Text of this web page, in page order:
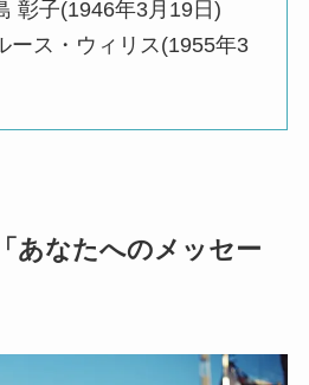
彰子(1946年3月19日)
ース・ウィリス(1955年3
あなたへのメッセー